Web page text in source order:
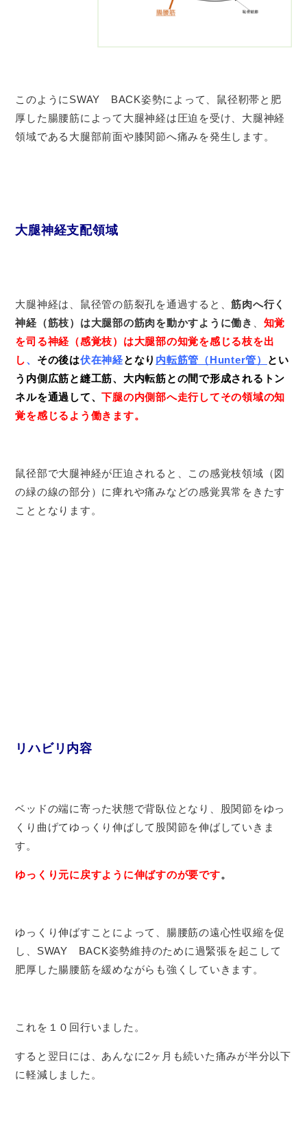
このようにSWAY BACK姿勢によって、鼠径靭帯と肥
厚した腸腰筋によって大腿神経は圧迫を受け、大腿神経
領域である大腿部前面や膝関節へ痛みを発生します。
大腿神経支配領域
大腿神経は、鼠径管の筋裂孔を通過すると、筋肉へ行く
神経（筋枝）は大腿部の筋肉を動かすように働き
知覚
を司る神経（感覚枝）は大腿部の知覚を感じる枝を出
し、 その後は伏在神経となり 内転筋管（Hunter管）
とい
う内側広筋と縫工筋、大内転筋との間で形成されるトン
ネルを通過して、下腿の内側部へ走行してその領域の知
覚を感じるよう働きます。
鼠径部で大腿神経が圧迫されると、この感覚枝領域（図
の緑の線の部分）に痺れや痛みなどの感覚異常をきたす
こととなります。
リハビリ内容
ベッドの端に寄った状態で背臥位となり、股関節をゆっ
くり曲げてゆっくり伸ばして股関節を伸ばしていきま
す。
ゆっくり元に戻すように伸ばすのが要です。
ゆっくり伸ばすことによって、腸腰筋の遠心性収縮を促
し、SWAY BACK姿勢維持のために過緊張を起こして
肥厚した腸腰筋を緩めながらも強くしていきます。
これを１０回行いました。
すると翌日には、あんなに2ヶ月も続いた痛みが半分以下
に軽減しました。